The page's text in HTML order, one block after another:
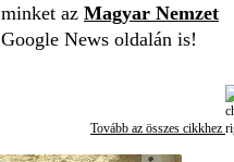
minket az Magyar Nemzet
Google News oldalán is!
Tovább az összes cikkhez